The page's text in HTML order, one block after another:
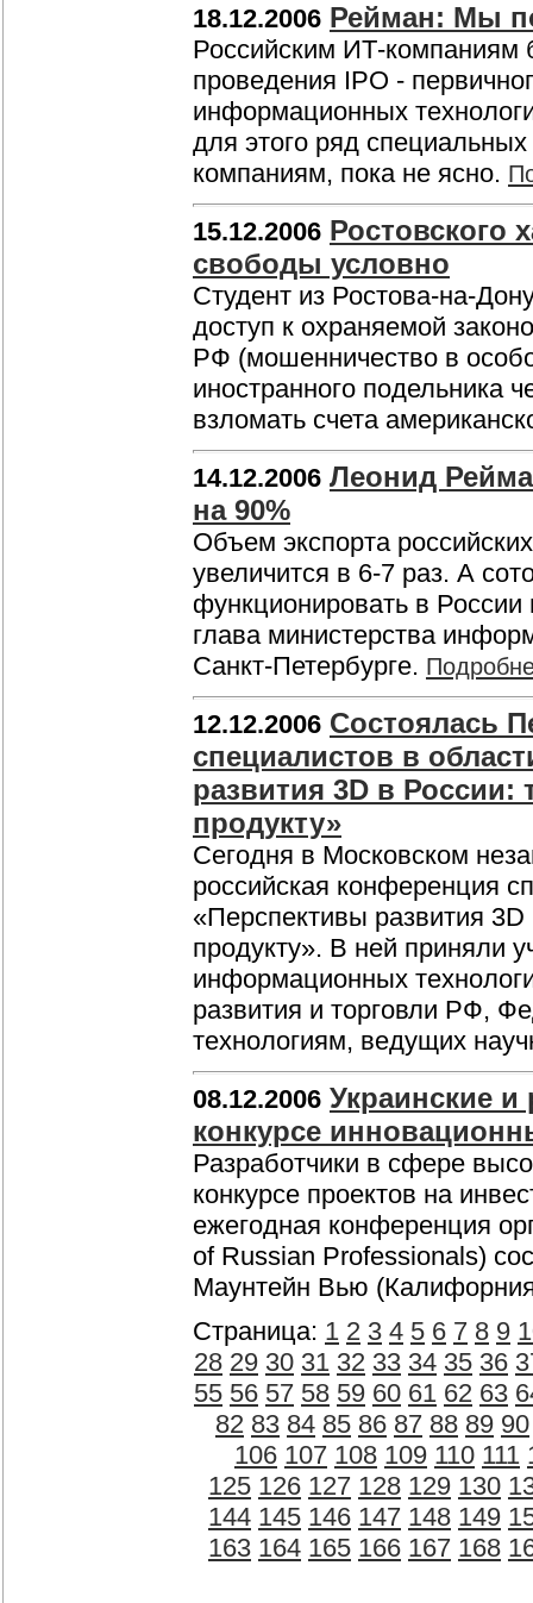
18.12.2006 Рейман: Мы
Российским ИТ-компаниям
проведения IPO -
информационных
для этого ряд
компаниям, пока не ясно.
15.12.2006 Ростовского
свободы условно
Студент из Ростова-на-
доступ к охраняемой
РФ (мошенничество в
иностранного подельника
взломать счета
14.12.2006 Леонид
на 90%
Объем экспорта
увеличится в 6-7 раз. А
функционировать в
глава министерства
Санкт-Петербурге.
12.12.2006 Состоялась
специалистов в
развития 3D в России:
продукту»
Сегодня в Московском
российская конференция
«Перспективы развития
продукту». В ней приняли
информационных
развития и торговли РФ,
технологиям, ведущих
08.12.2006 Украинские и
конкурсе
Разработчики в сфере
конкурсе проектов на
ежегодная конференция
of Russian Professionals)
Маунтейн Вью
Страница: 1 2 3 4 5 6 7 8 9
28 29 30 31 32 33 34 35 36
55 56 57 58 59 60 61 62 63
82 83 84 85 86 87 88 89 90
106 107 108 109 110 111
125 126 127 128 129 130
144 145 146 147 148 149
163 164 165 166 167 168